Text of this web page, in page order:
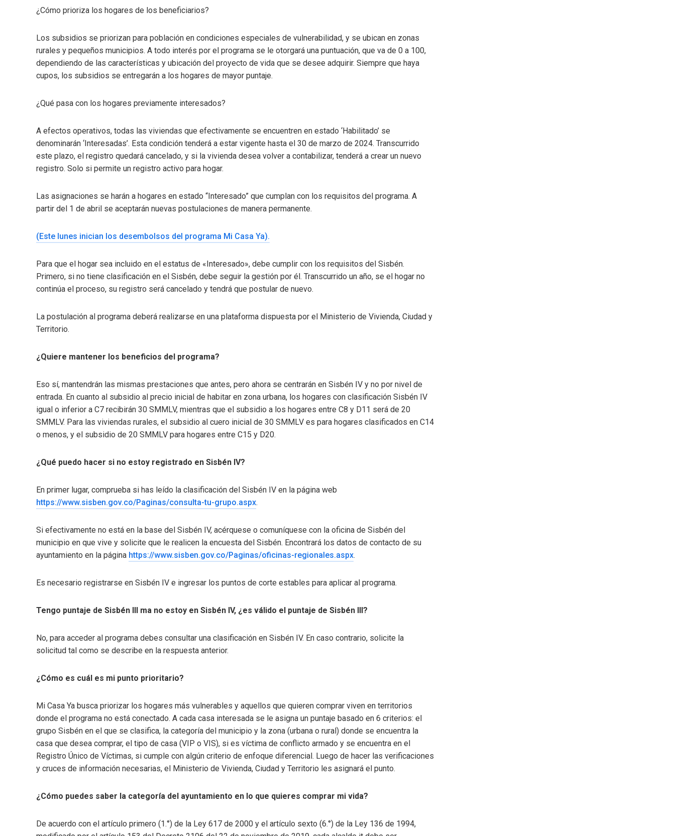
¿Cómo prioriza los hogares de los beneficiarios?
Los subsidios se priorizan para población en condiciones especiales de vulnerabilidad, y se ubican en zonas
rurales y pequeños municipios. A todo interés por el programa se le otorgará una puntuación, que va de 0 a 100,
dependiendo de las características y ubicación del proyecto de vida que se desee adquirir. Siempre que haya
cupos, los subsidios se entregarán a los hogares de mayor puntaje.
¿Qué pasa con los hogares previamente interesados?
A efectos operativos, todas las viviendas que efectivamente se encuentren en estado ‘Habilitado’ se
denominarán ‘Interesadas’. Esta condición tenderá a estar vigente hasta el 30 de marzo de 2024. Transcurrido
este plazo, el registro quedará cancelado, y si la vivienda desea volver a contabilizar, tenderá a crear un nuevo
registro. Solo si permite un registro activo para hogar.
Las asignaciones se harán a hogares en estado “Interesado” que cumplan con los requisitos del programa. A
partir del 1 de abril se aceptarán nuevas postulaciones de manera permanente.
(Este lunes inician los desembolsos del programa Mi Casa Ya).
Para que el hogar sea incluido en el estatus de «Interesado», debe cumplir con los requisitos del Sisbén.
Primero, si no tiene clasificación en el Sisbén, debe seguir la gestión por él. Transcurrido un año, se el hogar no
continúa el proceso, su registro será cancelado y tendrá que postular de nuevo.
La postulación al programa deberá realizarse en una plataforma dispuesta por el Ministerio de Vivienda, Ciudad y
Territorio.
¿Quiere mantener los beneficios del programa?
Eso sí, mantendrán las mismas prestaciones que antes, pero ahora se centrarán en Sisbén IV y no por nivel de
entrada. En cuanto al subsidio al precio inicial de habitar en zona urbana, los hogares con clasificación Sisbén IV
igual o inferior a C7 recibirán 30 SMMLV, mientras que el subsidio a los hogares entre C8 y D11 será de 20
SMMLV. Para las viviendas rurales, el subsidio al cuero inicial de 30 SMMLV es para hogares clasificados en C14
o menos, y el subsidio de 20 SMMLV para hogares entre C15 y D20.
¿Qué puedo hacer si no estoy registrado en Sisbén IV?
En primer lugar, comprueba si has leído la clasificación del Sisbén IV en la página web
https://www.sisben.gov.co/Paginas/consulta-tu-grupo.aspx.
Si efectivamente no está en la base del Sisbén IV, acérquese o comuníquese con la oficina de Sisbén del
municipio en que vive y solicite que le realicen la encuesta del Sisbén. Encontrará los datos de contacto de su
ayuntamiento en la página https://www.sisben.gov.co/Paginas/oficinas-regionales.aspx.
Es necesario registrarse en Sisbén IV e ingresar los puntos de corte estables para aplicar al programa.
Tengo puntaje de Sisbén III ma no estoy en Sisbén IV, ¿es válido el puntaje de Sisbén III?
No, para acceder al programa debes consultar una clasificación en Sisbén IV. En caso contrario, solicite la
solicitud tal como se describe en la respuesta anterior.
¿Cómo es cuál es mi punto prioritario?
Mi Casa Ya busca priorizar los hogares más vulnerables y aquellos que quieren comprar viven en territorios
donde el programa no está conectado. A cada casa interesada se le asigna un puntaje basado en 6 criterios: el
grupo Sisbén en el que se clasifica, la categoría del municipio y la zona (urbana o rural) donde se encuentra la
casa que desea comprar, el tipo de casa (VIP o VIS), si es víctima de conflicto armado y se encuentra en el
Registro Único de Víctimas, si cumple con algún criterio de enfoque diferencial. Luego de hacer las verificaciones
y cruces de información necesarias, el Ministerio de Vivienda, Ciudad y Territorio les asignará el punto.
¿Cómo puedes saber la categoría del ayuntamiento en lo que quieres comprar mi vida?
De acuerdo con el artículo primero (1.°) de la Ley 617 de 2000 y el artículo sexto (6.°) de la Ley 136 de 1994,